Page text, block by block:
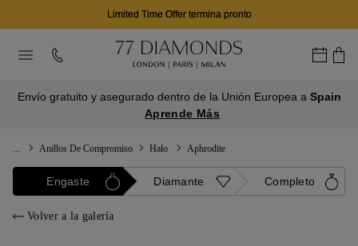
Limited Time Offer termina pronto
Envío gratuito y asegurado dentro de la Unión Europea a Spain
Aprende Más
Anillos De Compromiso Halo Aphrodite
Engaste Diamante Completo
Volver a la galería